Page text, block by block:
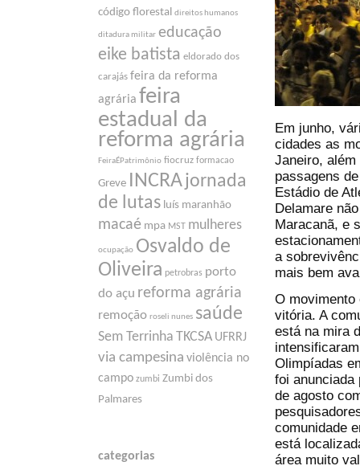
código florestal direitos humanos
ditadura militar educação
eike batista eldorado dos
carajás feira da reforma
agrária feira
estadual da
reforma agrária
FeiraÉPatrimônio fiocruz formacao
Greve INCRA jornada
de lutas luís maranhão
macaé mpa MST mulheres
ocupação Osvaldo de
Oliveira petrobras porto
do açu reforma agrária
remoção roseli nunes saúde
Sem Terrinha TKCSA UFRRJ
via campesina violência no
campo zumbi Zumbi dos
Palmares
categorias
Em junho,
cidades as
Janeiro, além
passagens
Estádio de
Delamare
Maracanã, e
a
mais bem
O movimento
vitória. A
está na mira
Olimpíadas
foi anunciada
de agosto
comunidade
está
área muito